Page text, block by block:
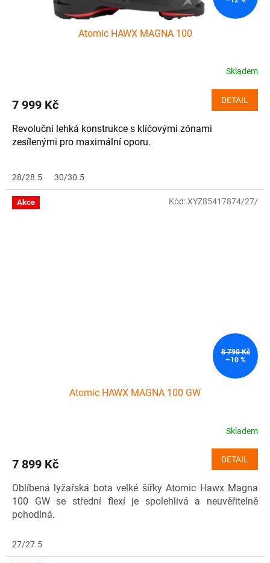
Atomic HAWX MAGNA 100
Skladem
7 999 Kč DETAIL
Revoluční lehká konstrukce s klíčovými zónami
zesílenými pro maximální oporu.
28/28.5 30/30.5
Akce
8 790 Kč
–10 %
Atomic HAWX MAGNA 100 GW
Skladem
7 899 Kč DETAIL
Oblíbená lyžařská bota velké šířky Atomic Hawx Magna
100 GW se střední flexí je spolehlivá a neuvěřitelně
pohodlná.
27/27.5
Kód:XYZ85417874/27/